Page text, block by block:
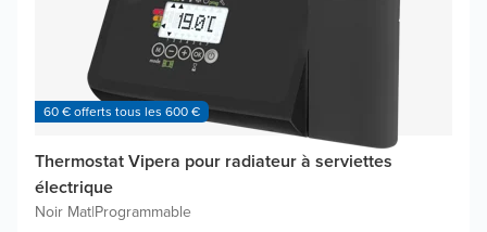
60 € offerts tous les 600 €
Thermostat Vipera pour radiateur à serviettes
électrique
Noir Mat|Programmable